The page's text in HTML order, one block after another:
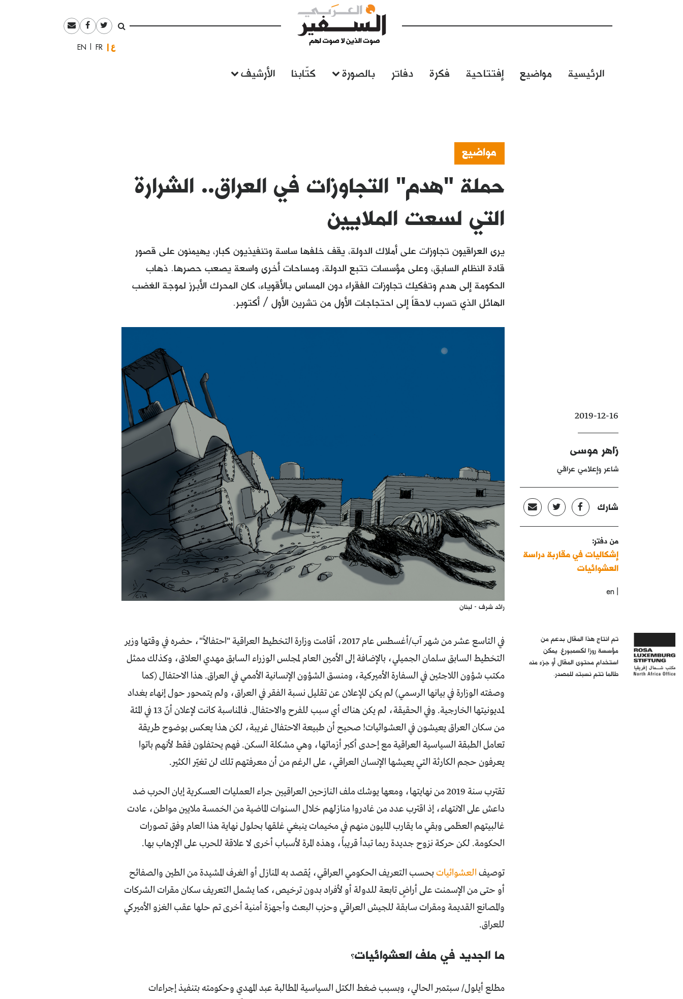
العربيةFrançais
English
الرئيسية مواضيع إفتتاحية فكرة دفاتر بالصورة كتّابنا الأرشيف
مواضيع
حملة "هدم" التجاوزات في العراق.. الشرارة
التي لسعت الملايين
يرى العراقيون تجاوزات على أملاك الدولة، يقف خلفها ساسة وتنفيذيون كبار، يهيمنون على قصور
قادة النظام السابق، وعلى مؤسسات تتبع الدولة، ومساحات أخرى واسعة يصعب حصرها. ذهاب
الحكومة إلى هدم وتفكيك تجاوزات الفقراء دون المساس بالأقوياء، كان المحرك الأبرز لموجة الغضب
الهائل الذي تسرب لاحقاً إلى احتجاجات الأول من تشرين الأول / أكتوبر.
2019-12-16
زاهر موسى
شاعر وإعلامي عراقي
شارك
من دفتر:
إشكاليات في مقاربة دراسة
العشوائيات
|
en
رائد شرف - لبنان
تم انتاج هذا المقال بدعم من
مؤسسة روزا لكسمبورغ. يمكن
استخدام محتوى المقال أو جزء منه
طالما تتم نسبته للمصدر.
في التاسع عشر من شهر آب/أغسطس عام 2017، أقامت وزارة التخطيط العراقية "احتفالاً"، حضره في وقتها وزير
التخطيط السابق سلمان الجميلي، بالإضافة إلى الأمين العام لمجلس الوزراء السابق مهدي العلاق، وكذلك ممثل
مكتب شؤون اللاجئين في السفارة الأميركية، ومنسق الشؤون الإنسانية الأممي في العراق. هذا الاحتفال (كما
وصفته الوزارة في بيانها الرسمي) لم يكن للإعلان عن تقليل نسبة الفقر في العراق، ولم يتمحور حول إنهاء بغداد
لمديونيتها الخارجية. وفي الحقيقة، لم يكن هناك أي سبب للفرح والاحتفال. فالمناسبة كانت لإعلان أنّ 13 في المئة
من سكان العراق يعيشون في العشوائيات! صحيح أن طبيعة الاحتفال غريبة، لكن هذا يعكس بوضوح طريقة
تعامل الطبقة السياسية العراقية مع إحدى أكبر أزماتها، وهي مشكلة السكن. فهم يحتفلون فقط لأنهم باتوا
يعرفون حجم الكارثة التي يعيشها الإنسان العراقي، على الرغم من أن معرفتهم تلك لن تغيّر الكثير.
تقترب سنة 2019 من نهايتها، ومعها يوشك ملف النازحين العراقيين جراء العمليات العسكرية إبان الحرب ضد
داعش على الانتهاء، إذ اقترب عدد من غادروا منازلهم خلال السنوات الماضية من الخمسة ملايين مواطن، عادت
غالبيتهم العظمى وبقي ما يقارب المليون منهم في مخيمات ينبغي غلقها بحلول نهاية هذا العام وفق تصورات
الحكومة. لكن حركة نزوح جديدة ربما تبدأ قريباً، وهذه المرة لأسباب أخرى لا علاقة للحرب على الإرهاب بها.
توصيف العشوائياتبحسب التعريف الحكومي العراقي، يُقصد به المنازل أو الغرف المشيدة من الطين والصفائح
أو حتى من الإسمنت على أراضٍ تابعة للدولة أو لأفراد بدون ترخيص، كما يشمل التعريف سكان مقرات الشركات
والمصانع القديمة ومقرات سابقة للجيش العراقي وحزب البعث وأجهزة أمنية أخرى تم حلها عقب الغزو الأميركي
للعراق.
ما الجديد في ملف العشوائيات؟
مطلع أيلول/ سبتمبر الحالي، وبسبب ضغط الكتل السياسية المطالبة عبد المهدي وحكومته بتنفيذ إجراءات